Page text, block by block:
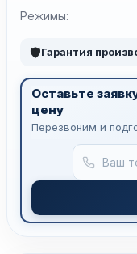
Режимы:
🛡Гарантия
Оставьте
цену
Перезвоним и